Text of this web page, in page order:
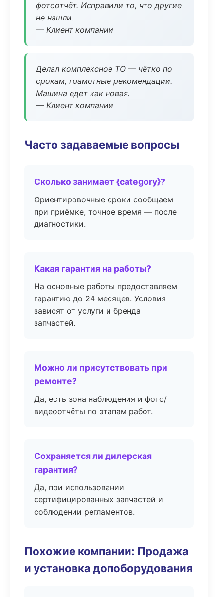
фотоотчёт. Исправили то, что другие
не нашли.
— Клиент компании
Делал комплексное ТО — чётко по
срокам, грамотные рекомендации.
Машина едет как новая.
— Клиент компании
Часто задаваемые вопросы
Сколько занимает {category}?
Ориентировочные сроки сообщаем
при приёмке, точное время — после
диагностики.
Какая гарантия на работы?
На основные работы предоставляем
гарантию до 24 месяцев. Условия
зависят от услуги и бренда
запчастей.
Можно ли присутствовать при
ремонте?
Да, есть зона наблюдения и фото/
видеоотчёты по этапам работ.
Сохраняется ли дилерская
гарантия?
Да, при использовании
сертифицированных запчастей и
соблюдении регламентов.
Похожие компании: Продажа
и установка допоборудования